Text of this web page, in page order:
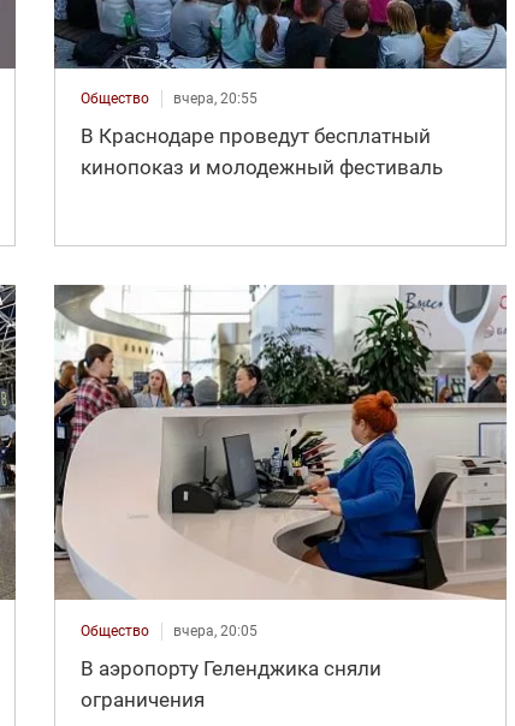
Общество вчера, 20:55
В Краснодаре проведут бесплатный
кинопоказ и молодежный фестиваль
Общество вчера, 20:05
В аэропорту Геленджика сняли
ограничения